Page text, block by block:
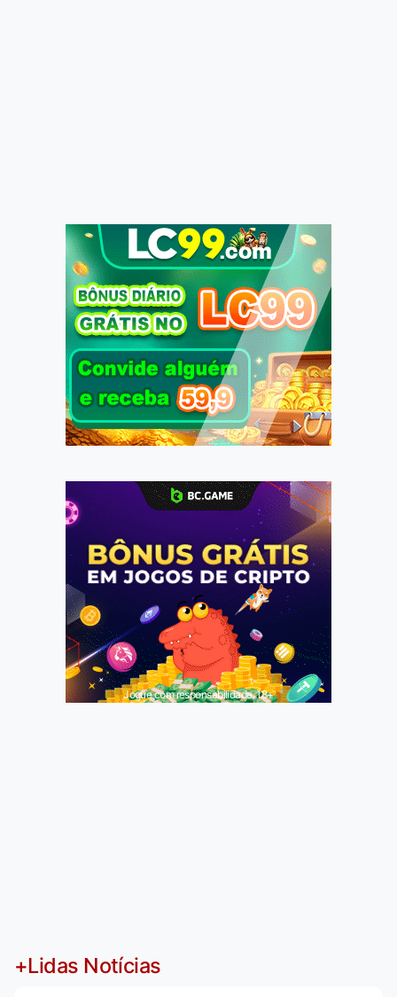
Jogue com responsabilidade. 18+
+Lidas Notícias